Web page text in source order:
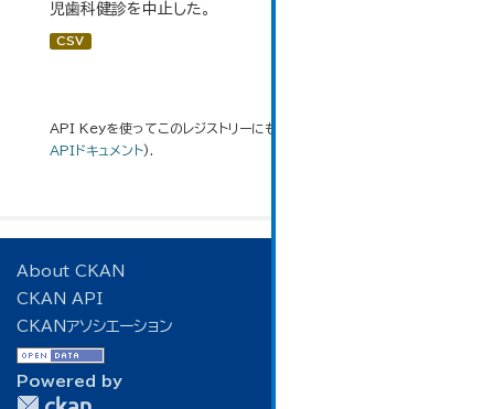
児歯科健診を中止した。
CSV
API Keyを使ってこのレジストリーにもアクセス可能です
APIドキュメント).
About CKAN
CKAN API
CKANアソシエーション
Powered by